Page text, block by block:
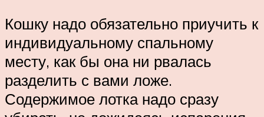
Кошку надо обязательно приучить к
индивидуальному спальному
месту, как бы она ни рвалась
разделить с вами ложе.
Содержимое лотка надо сразу